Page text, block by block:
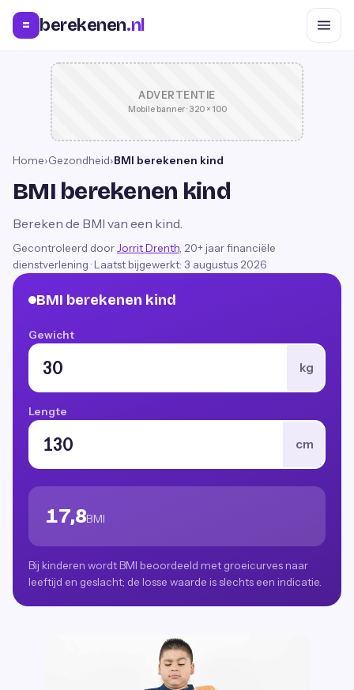
= berekenen.nl
ADVERTENTIE
Mobile banner · 320 × 100
Home›Gezondheid›BMI berekenen kind
BMI berekenen kind
Bereken de BMI van een kind.
Gecontroleerd door Jorrit Drenth , 20+ jaar financiële
dienstverlening · Laatst bijgewerkt: 3 augustus 2026
BMI berekenen kind
Gewicht
kg
Lengte
cm
17,8BMI
Bij kinderen wordt BMI beoordeeld met groeicurves naar
leeftijd en geslacht; de losse waarde is slechts een indicatie.